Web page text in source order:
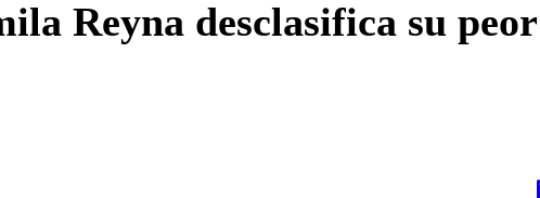
Reyna desclasifica su